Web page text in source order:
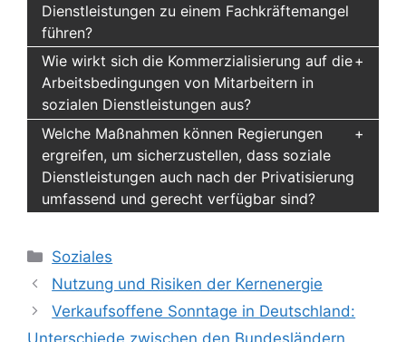
Dienstleistungen zu einem Fachkräftemangel
führen?
Wie wirkt sich die Kommerzialisierung auf die
Arbeitsbedingungen von Mitarbeitern in
sozialen Dienstleistungen aus?
Welche Maßnahmen können Regierungen
ergreifen, um sicherzustellen, dass soziale
Dienstleistungen auch nach der Privatisierung
umfassend und gerecht verfügbar sind?
Kategorien
Soziales
Nutzung und Risiken der Kernenergie
Verkaufsoffene Sonntage in Deutschland:
Unterschiede zwischen den Bundesländern